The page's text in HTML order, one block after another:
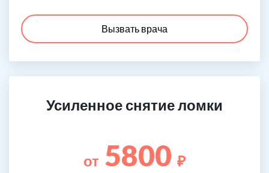
Вызвать врача
Усиленное снятие ломки
от 5800 ₽